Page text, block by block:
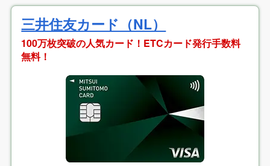
三井住友カード（NL）
100万枚突破の人気カード！ETCカード発行手数料
無料！